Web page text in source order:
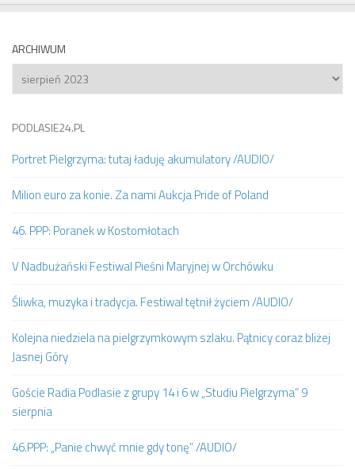
ARCHIWUM
Archiwum
PODLASIE24.PL
Portret Pielgrzyma: tutaj ładuję akumulatory /AUDIO/
Milion euro za konie. Za nami Aukcja Pride of Poland
46. PPP: Poranek w Kostomłotach
V Nadbużański Festiwal Pieśni Maryjnej w Orchówku
Śliwka, muzyka i tradycja. Festiwal tętnił życiem /AUDIO/
Kolejna niedziela na pielgrzymkowym szlaku. Pątnicy coraz bliżej
Jasnej Góry
Goście Radia Podlasie z grupy 14 i 6 w „Studiu Pielgrzyma” 9
sierpnia
46.PPP: „Panie chwyć mnie gdy tonę” /AUDIO/